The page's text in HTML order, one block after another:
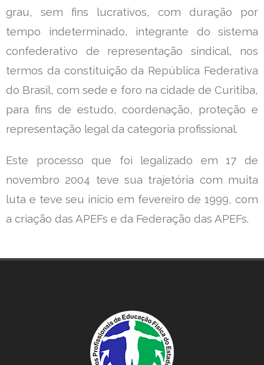
grau, sem fins lucrativos, com duração por
tempo indeterminado, integrante do sistema
confederativo de representação sindical, nos
termos da constituição da República Federativa
do Brasil, com sede e foro na cidade de Curitiba,
para fins de estudo, coordenação, proteção e
representação legal da categoria profissional.
Este processo que foi legalizado em 17 de
novembro 2004 teve sua trajetória com muita
luta e teve seu início em fevereiro de 1999, com
a criação das APEFs e da Federação das APEFs.